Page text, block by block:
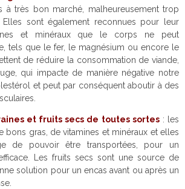
à très bon marché, malheureusement trop
Elles sont également reconnues pour leur
et minéraux que le corps ne peut
tels que le fer, le magnésium ou encore le
de réduire la consommation de viande,
qui impacte de manière négative notre
et peut par conséquent aboutir à des
et fruits secs de toutes sortes: les
bons gras, de vitamines et minéraux et elles
de pouvoir être transportées, pour un
Les fruits secs sont une source de
solution pour un encas avant ou après un